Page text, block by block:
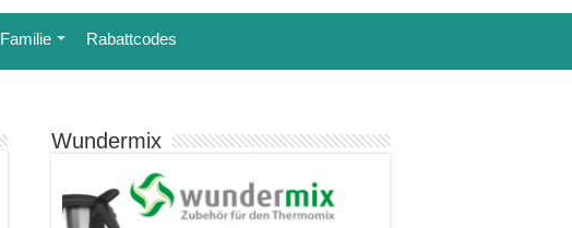
Familie Rabattcodes
Wundermix